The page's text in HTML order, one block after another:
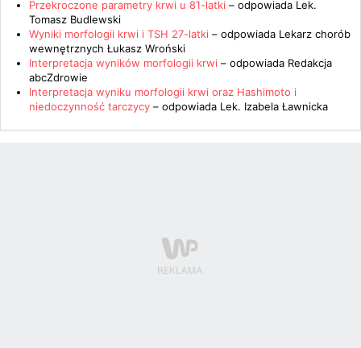
Przekroczone parametry krwi u 81-latki – odpowiada Lek.
Tomasz Budlewski
Wyniki morfologii krwi i TSH 27-latki – odpowiada Lekarz chorób
wewnętrznych Łukasz Wroński
Interpretacja wyników morfologii krwi – odpowiada Redakcja
abcZdrowie
Interpretacja wyniku morfologii krwi oraz Hashimoto i
niedoczynność tarczycy – odpowiada Lek. Izabela Ławnicka